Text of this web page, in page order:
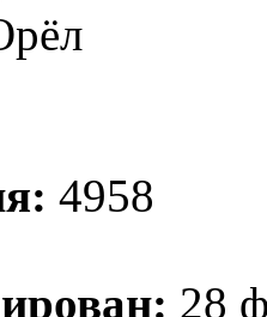
4958
28